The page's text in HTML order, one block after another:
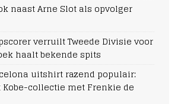
naast Arne Slot als opvolger
verruilt Tweede Divisie voor
haalt bekende spits
uitshirt razend populair:
collectie met Frenkie de